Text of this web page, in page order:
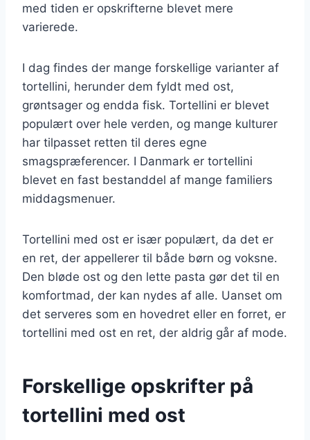
med tiden er opskrifterne blevet mere
varierede.
I dag findes der mange forskellige varianter af
tortellini, herunder dem fyldt med ost,
grøntsager og endda fisk. Tortellini er blevet
populært over hele verden, og mange kulturer
har tilpasset retten til deres egne
smagspræferencer. I Danmark er tortellini
blevet en fast bestanddel af mange familiers
middagsmenuer.
Tortellini med ost er især populært, da det er
en ret, der appellerer til både børn og voksne.
Den bløde ost og den lette pasta gør det til en
komfortmad, der kan nydes af alle. Uanset om
det serveres som en hovedret eller en forret, er
tortellini med ost en ret, der aldrig går af mode.
Forskellige opskrifter på
tortellini med ost